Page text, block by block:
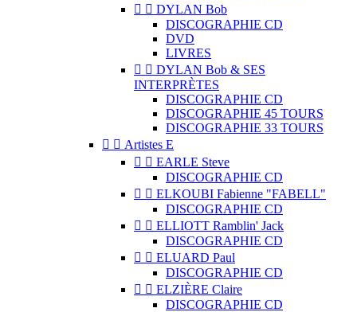
  DYLAN Bob
DISCOGRAPHIE CD
DVD
LIVRES
  DYLAN Bob & SES
INTERPRÈTES
DISCOGRAPHIE CD
DISCOGRAPHIE 45 TOURS
DISCOGRAPHIE 33 TOURS
  Artistes E
  EARLE Steve
DISCOGRAPHIE CD
  ELKOUBI Fabienne "FABELL"
DISCOGRAPHIE CD
  ELLIOTT Ramblin' Jack
DISCOGRAPHIE CD
  ELUARD Paul
DISCOGRAPHIE CD
  ELZIÈRE Claire
DISCOGRAPHIE CD